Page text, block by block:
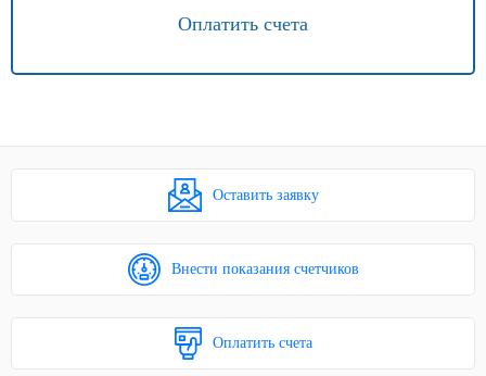
Оплатить счета
Оставить заявку
Внести показания счетчиков
Оплатить счета